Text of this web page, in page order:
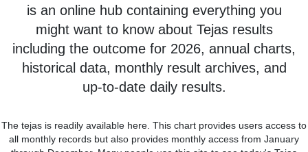
is an online hub containing everything you
might want to know about Tejas results
including the outcome for 2026, annual charts,
historical data, monthly result archives, and
up-to-date daily results.
The tejas is readily available here. This chart provides users access to
all monthly records but also provides monthly access from January